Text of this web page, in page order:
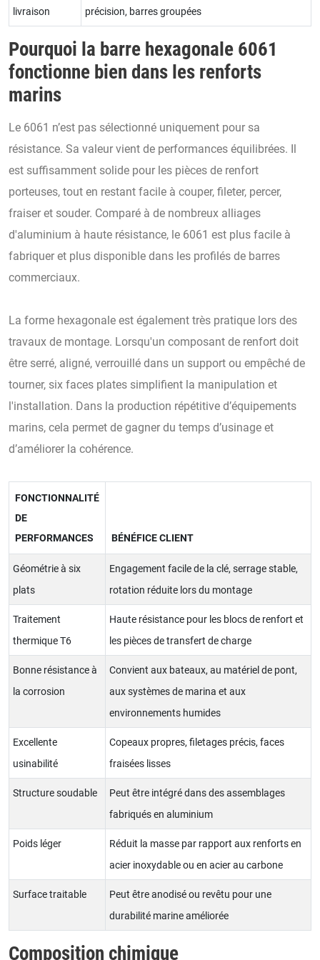
livraison précision, barres groupées
Pourquoi la barre hexagonale 6061
fonctionne bien dans les renforts
marins
Le 6061 n’est pas sélectionné uniquement pour sa
résistance. Sa valeur vient de performances équilibrées. Il
est suffisamment solide pour les pièces de renfort
porteuses, tout en restant facile à couper, fileter, percer,
fraiser et souder. Comparé à de nombreux alliages
d'aluminium à haute résistance, le 6061 est plus facile à
fabriquer et plus disponible dans les profilés de barres
commerciaux.
La forme hexagonale est également très pratique lors des
travaux de montage. Lorsqu'un composant de renfort doit
être serré, aligné, verrouillé dans un support ou empêché de
tourner, six faces plates simplifient la manipulation et
l'installation. Dans la production répétitive d’équipements
marins, cela permet de gagner du temps d’usinage et
d’améliorer la cohérence.
FONCTIONNALITÉ
DE
PERFORMANCES
BÉNÉFICE CLIENT
Géométrie à six
plats
Engagement facile de la clé, serrage stable,
rotation réduite lors du montage
Traitement
thermique T6
Haute résistance pour les blocs de renfort et
les pièces de transfert de charge
Bonne résistance à
la corrosion
Convient aux bateaux, au matériel de pont,
aux systèmes de marina et aux
environnements humides
Excellente
usinabilité
Copeaux propres, filetages précis, faces
fraisées lisses
Structure soudable
Peut être intégré dans des assemblages
fabriqués en aluminium
Poids léger
Réduit la masse par rapport aux renforts en
acier inoxydable ou en acier au carbone
Surface traitable
Peut être anodisé ou revêtu pour une
durabilité marine améliorée
Composition chimique